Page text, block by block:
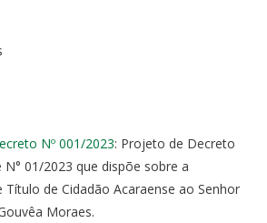
Nº 001/2023: Projeto de Decreto
N° 01/2023 que dispõe sobre a
Título de Cidadão Acaraense ao Senhor
Moraes.